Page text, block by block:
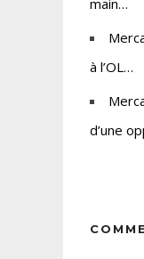
à l’OL…
d’une